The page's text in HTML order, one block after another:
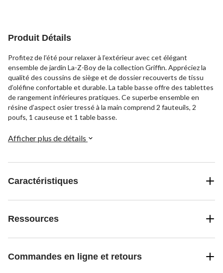
Produit Détails
Profitez de l’été pour relaxer à l’extérieur avec cet élégant
ensemble de jardin La-Z-Boy de la collection Griffin. Appréciez la
qualité des coussins de siège et de dossier recouverts de tissu
d’oléfine confortable et durable. La table basse offre des tablettes
de rangement inférieures pratiques. Ce superbe ensemble en
résine d’aspect osier tressé à la main comprend 2 fauteuils, 2
poufs, 1 causeuse et 1 table basse.
Afficher plus de détails
Caractéristiques
Ressources
Commandes en ligne et retours